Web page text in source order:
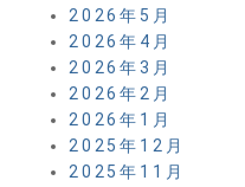
2026年5月
2026年4月
2026年3月
2026年2月
2026年1月
2025年12月
2025年11月